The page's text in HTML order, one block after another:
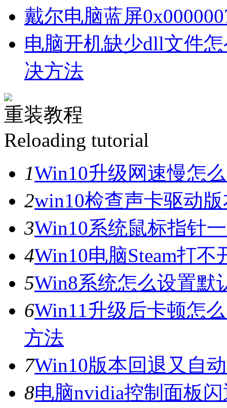
戴尔电脑蓝屏
电脑开机缺少dll文件
决方法
重装教程
Reloading tutorial
1Win10升级网速慢怎
2win10检查声卡驱动
3Win10系统鼠标指针
4Win10电脑Steam打
5Win8系统怎么设置默
6Win11升级后卡顿怎
方法
7Win10版本回退又自
8电脑nvidia控制面板